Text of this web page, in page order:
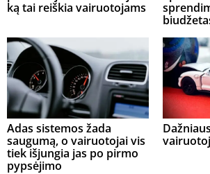
ką tai reiškia vairuotojams
Adas sistemos žada
saugumą, o vairuotojai vis
tiek išjungia jas po pirmo
pypsėjimo